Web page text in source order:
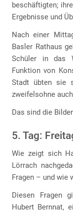
beschäftigten;
Ergebnisse und
Nach einer
Basler Rathaus
Schüler in das
Funktion von
Stadt übten sie
zweifelsohne
Das sind die
5. Tag:
Wie zeigt sich
Lörrach
Fragen – und wie
Diesen Fragen
Hubert Bernnat,